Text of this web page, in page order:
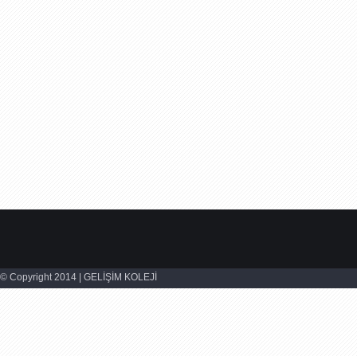
© Copyright 2014 | GELİŞİM KOLEJİ